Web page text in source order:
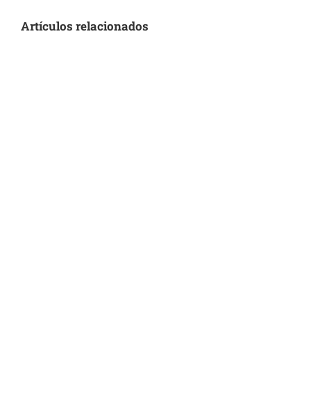
Artículos relacionados